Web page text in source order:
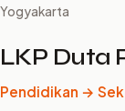
Yogyakarta
LKP Duta
Pendidikan →